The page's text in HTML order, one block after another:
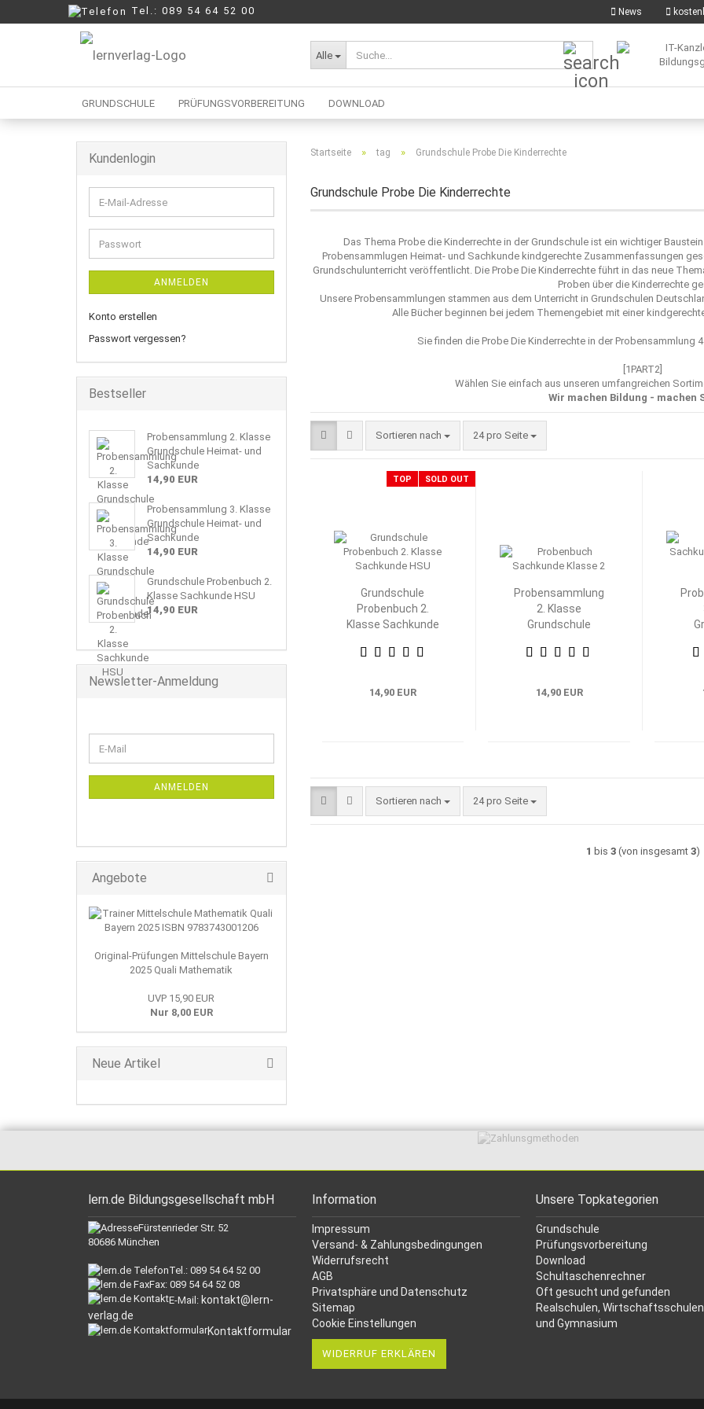
News
Tel.: 089 54 64 52 00
Alle
Suche...
GRUNDSCHULE PRÜFUNGSVORBEREITUNG
Mittelschule
DOWNLOAD
Startseite » tag » Grundschule Probe Die Kinderrechte
Grundschule Probe Die Kinderrechte
Das Thema Probe die Kinderrechte in der Grundschule ist ein wichtiger
Probensammlugen Heimat- und Sachkunde kindgerechte Zusammenfassungen
Grundschulunterricht veröffentlicht. Die Probe Die Kinderrechte führt in das neue
Proben über die Kinderrechte
Unsere Probensammlungen stammen aus dem Unterricht in Grundschulen
Alle Bücher beginnen bei jedem Themengebiet mit einer
Sie finden die Probe Die Kinderrechte in der Probensammlung
[1PART2]
Wählen Sie einfach aus unseren umfangreichen
Wir machen Bildung - machen
Sortieren nach
Sortieren nach 24 pro Seite
pro Seite
TOP SOLD OUT
Grundschule
Probenbuch 2.
Klasse Sachkunde
14,90 EUR
Probensammlung
2. Klasse
Grundschule
Sachkunde
14,90 EUR
Sortieren nach
Sortieren nach 24 pro Seite
pro Seite
1 bis 3(von insgesamt 3)
Kundenlogin
E-
Mail-
Adresse
Passwort
ANMELDEN
Konto erstellen
Passwort vergessen?
Bestseller
Probensammlung 2. Klasse
Grundschule Heimat- und
Sachkunde
14,90 EUR
Probensammlung 3. Klasse
Grundschule Heimat- und
Sachkunde
14,90 EUR
Grundschule Probenbuch 2.
Klasse Sachkunde HSU
14,90 EUR
Newsletter-Anmeldung
ZUR
E-
Mail
ANMELDEN
Angebote
Original-Prüfungen Mittelschule Bayern
2025 Quali Mathematik
UVP 15,90 EUR
Nur 8,00 EUR
Neue Artikel
lern.de Bildungsgesellschaft mbH
Fürstenrieder Str. 52
80686 München
Tel.: 089 54 64 52 00
Fax: 089 54 64 52 08
E-Mail: kontakt@lern-
verlag.de
Kontaktformular
Information
Impressum
Versand- & Zahlungsbedingungen
Widerrufsrecht
AGB
Privatsphäre und Datenschutz
Sitemap
Cookie Einstellungen
WIDERRUF ERKLÄREN
Unsere Topkategorien
Grundschule
Prüfungsvorbereitung
Download
Schultaschenrechner
Oft gesucht und gefunden
Realschulen, Wirtschaftsschulen
und Gymnasium